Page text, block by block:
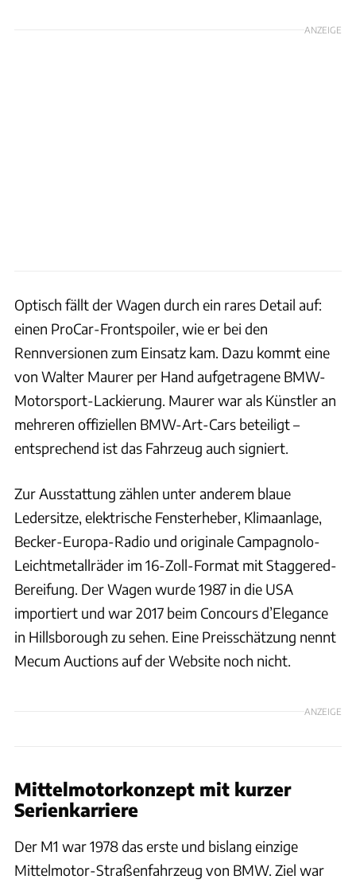
ANZEIGE
Optisch fällt der Wagen durch ein rares Detail auf:
einen ProCar-Frontspoiler, wie er bei den
Rennversionen zum Einsatz kam. Dazu kommt eine
von Walter Maurer per Hand aufgetragene BMW-
Motorsport-Lackierung. Maurer war als Künstler an
mehreren offiziellen BMW-Art-Cars beteiligt –
entsprechend ist das Fahrzeug auch signiert.
Zur Ausstattung zählen unter anderem blaue
Ledersitze, elektrische Fensterheber, Klimaanlage,
Becker-Europa-Radio und originale Campagnolo-
Leichtmetallräder im 16-Zoll-Format mit Staggered-
Bereifung. Der Wagen wurde 1987 in die USA
importiert und war 2017 beim Concours d’Elegance
in Hillsborough zu sehen. Eine Preisschätzung nennt
Mecum Auctions auf der Website noch nicht.
ANZEIGE
Mittelmotorkonzept mit kurzer
Serienkarriere
Der M1 war 1978 das erste und bislang einzige
Mittelmotor-Straßenfahrzeug von BMW. Ziel war